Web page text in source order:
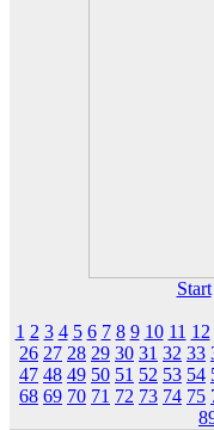
Start
1 2 3 4 5 6 7 8 9 10 11 12
26 27 28 29 30 31 32 33
47 48 49 50 51 52 53 54
68 69 70 71 72 73 74 75